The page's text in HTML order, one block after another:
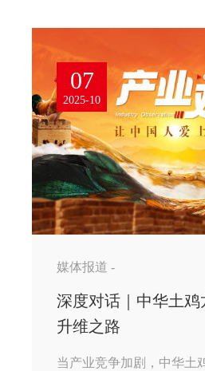
07
2025-10
媒体报道 -
深度对话｜中华土
升维之路
当产业竞争加剧，中华土